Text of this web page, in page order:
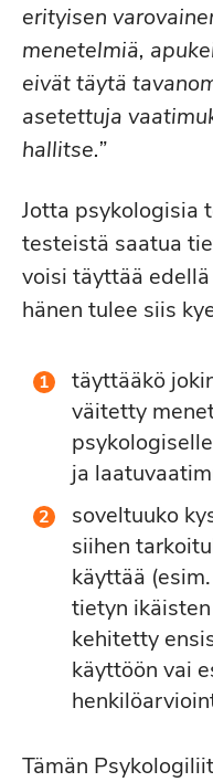
erityisen
menetelmiä,
eivät täytä
asetettuja
hallitse.”
Jotta psykologisia
testeistä saatua
voisi täyttää
hänen tulee siis
täyttääkö
väitetty
ja
soveltuuko
siihen
käyttää
tietyn
kehitetty
käyttöön vai
Tämän